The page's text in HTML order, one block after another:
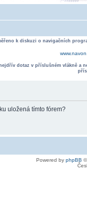
k diskuzi o navigačních
dotaz v příslušném vlákně a
uložená tímto fórem?
Powered by phpBB